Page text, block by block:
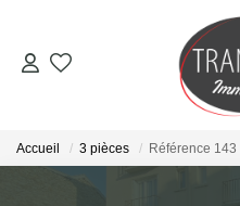
Accueil 3 pièces Référence 143